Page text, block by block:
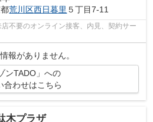
荒川区西日暮里 ５丁目7-11
不要のオンライン接客、内見、契約サー
報がありません。
ンTADO」への
合わせはこちら
木プラザ